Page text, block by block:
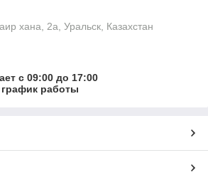
хана, 2а, Уральск, Казахстан
с 09:00 до 17:00
график работы